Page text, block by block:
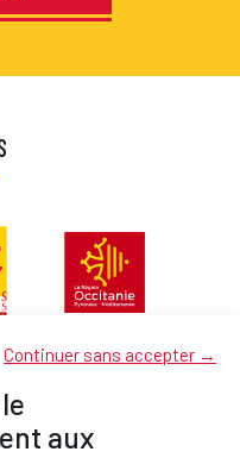
aux
Continuer sans accepter →